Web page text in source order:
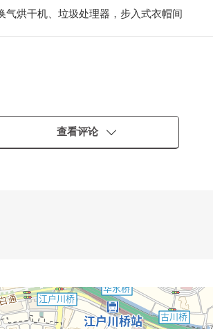
烘干机、垃圾处理器，步入式衣帽间
查看评论